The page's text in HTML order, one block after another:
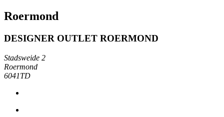
Roermond
DESIGNER OUTLET ROERMOND
Stadsweide 2
Roermond
6041TD